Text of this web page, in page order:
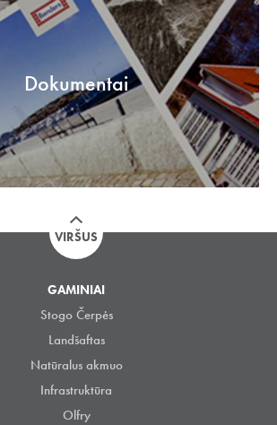
Dokumentai
VIRŠUS
GAMINIAI
Stogo Čerpės
Landšaftas
Natūralus akmuo
Infrastruktūra
Olfry